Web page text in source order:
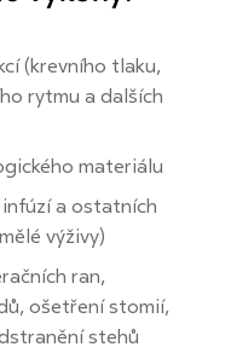
(krevního tlaku,
rytmu a dalších
materiálu
a ostatních
výživy)
ran,
ošetření stomií,
stehů